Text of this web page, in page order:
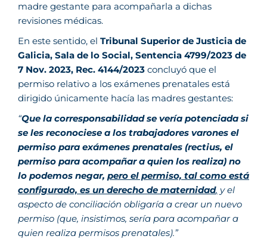
madre gestante para acompañarla a dichas
revisiones médicas.
En este sentido, el Tribunal Superior de Justicia de
Galicia, Sala de lo Social, Sentencia 4799/2023 de
7 Nov. 2023, Rec. 4144/2023 concluyó que el
permiso relativo a los exámenes prenatales está
dirigido únicamente hacía las madres gestantes:
“Que la corresponsabilidad se vería potenciada si
se les reconociese a los trabajadores varones el
permiso para exámenes prenatales (rectius, el
permiso para acompañar a quien los realiza) no
lo podemos negar, pero el permiso, tal como está
configurado, es un derecho de maternidad, y el
aspecto de conciliación obligaría a crear un nuevo
permiso (que, insistimos, sería para acompañar a
quien realiza permisos prenatales).”